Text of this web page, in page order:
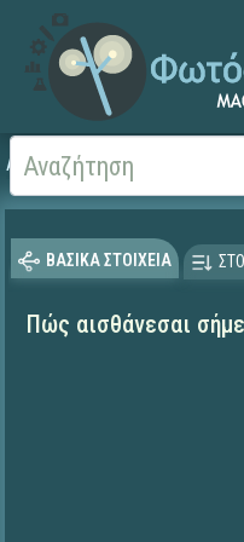
Αρχική
ΒΑΣΙΚΑ ΣΤΟΙΧΕΙΑ
Πώς αισθάνεσαι